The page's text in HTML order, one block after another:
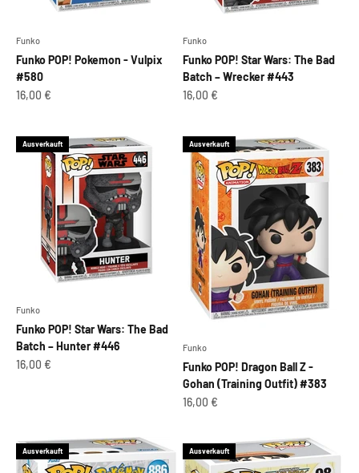
Funko
Funko POP! Pokemon - Vulpix
#580
Angebot
16,00 €
Funko
Funko POP! Star Wars: The Bad
Batch – Wrecker #443
Angebot
16,00 €
Ausverkauft
Funko
Funko POP! Star Wars: The Bad
Batch – Hunter #446
Angebot
16,00 €
Ausverkauft
Funko
Funko POP! Dragon Ball Z -
Gohan (Training Outfit) #383
Angebot
16,00 €
Ausverkauft Ausverkauft